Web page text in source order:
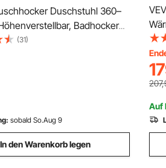
Duschstuhl 360–
Badhocker
kg Tragfähigkeit, Stabiler
Duschhilfe Badewannen
Rahmen, Duschsitz
(31)
sobald So.Aug 9
In den Warenkorb legen
oz-
Auf